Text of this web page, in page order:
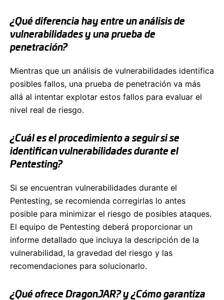
¿Qué diferencia hay entre un análisis de
vulnerabilidades y una prueba de
penetración?
Mientras que un análisis de vulnerabilidades identifica
posibles fallos, una prueba de penetración va más
allá al intentar explotar estos fallos para evaluar el
nivel real de riesgo.
¿Cuál es el procedimiento a seguir si se
identifican vulnerabilidades durante el
Pentesting?
Si se encuentran vulnerabilidades durante el
Pentesting, se recomienda corregirlas lo antes
posible para minimizar el riesgo de posibles ataques.
El equipo de Pentesting deberá proporcionar un
informe detallado que incluya la descripción de la
vulnerabilidad, la gravedad del riesgo y las
recomendaciones para solucionarlo.
¿Qué ofrece DragonJAR? y ¿Cómo garantiza